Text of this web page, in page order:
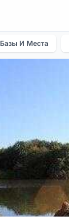
Базы И Места